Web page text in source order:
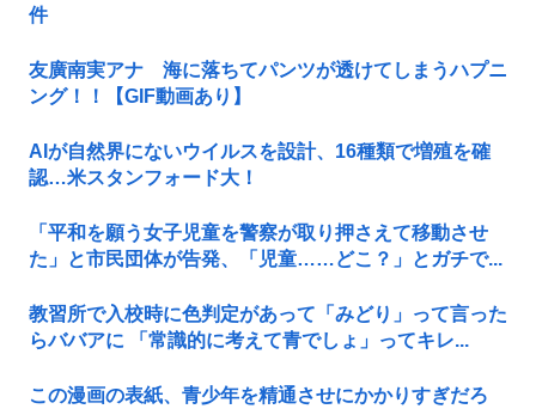
件
友廣南実アナ 海に落ちてパンツが透けてしまうハプニ
ング！！【GIF動画あり】
AIが自然界にないウイルスを設計、16種類で増殖を確
認…米スタンフォード大！
「平和を願う女子児童を警察が取り押さえて移動させ
た」と市民団体が告発、「児童……どこ？」とガチで...
教習所で入校時に色判定があって「みどり」って言った
らババアに 「常識的に考えて青でしょ」ってキレ...
この漫画の表紙、青少年を精通させにかかりすぎだろ